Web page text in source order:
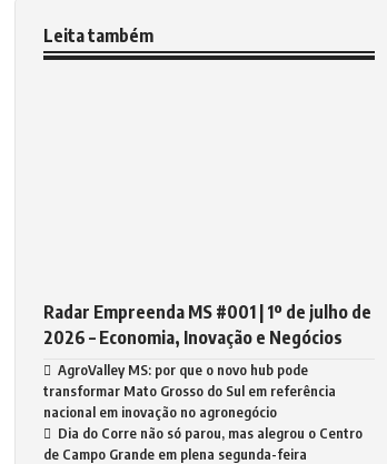
Leita também
Radar Empreenda MS #001 | 1º de julho de
2026 – Economia, Inovação e Negócios
AgroValley MS: por que o novo hub pode
transformar Mato Grosso do Sul em referência
nacional em inovação no agronegócio
Dia do Corre não só parou, mas alegrou o Centro
de Campo Grande em plena segunda-feira